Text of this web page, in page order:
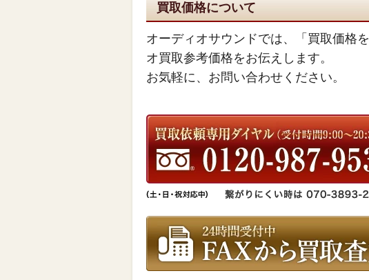
買取価格について
オーディオサウンドでは、「買取価格
オ買取参考価格をお伝えします。
お気軽に、お問い合わせください。